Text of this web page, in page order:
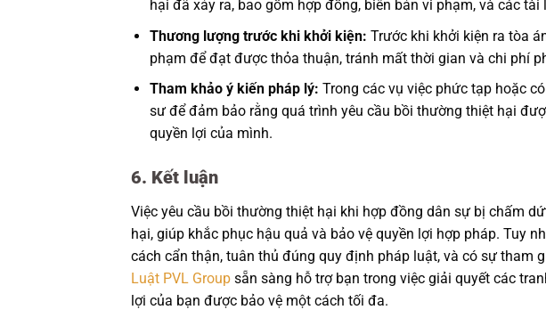
hại đã xảy ra, bao gồm hợp đồng, biên bản vi phạm, và các
Thương lượng trước khi khởi kiện: Trước khi khởi kiện ra tòa
phạm để đạt được thỏa thuận, tránh mất thời gian và chi phí
Tham khảo ý kiến pháp lý: Trong các vụ việc phức tạp hoặc
sư để đảm bảo rằng quá trình yêu cầu bồi thường thiệt hại
quyền lợi của mình.
6. Kết luận
Việc yêu cầu bồi thường thiệt hại khi hợp đồng dân sự bị chấm
hại, giúp khắc phục hậu quả và bảo vệ quyền lợi hợp pháp. Tuy
cách cẩn thận, tuân thủ đúng quy định pháp luật, và có sự tham
Luật PVL Group sẵn sàng hỗ trợ bạn trong việc giải quyết các
lợi của bạn được bảo vệ một cách tối đa.